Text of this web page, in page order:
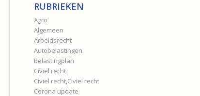
RUBRIEKEN
Agro
Algemeen
Arbeidsrecht
Autobelastingen
Belastingplan
Civiel recht
Civiel recht,Civiel recht
Corona update